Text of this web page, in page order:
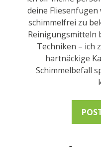
deine
schimmelfrei zu
Reinigungsmitteln
Techniken – ich
hartnäckige
Schimmelbefall